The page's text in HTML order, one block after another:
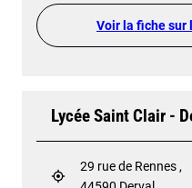
Voir la fiche sur
Lycée Saint Clair -
29 rue de Rennes ,